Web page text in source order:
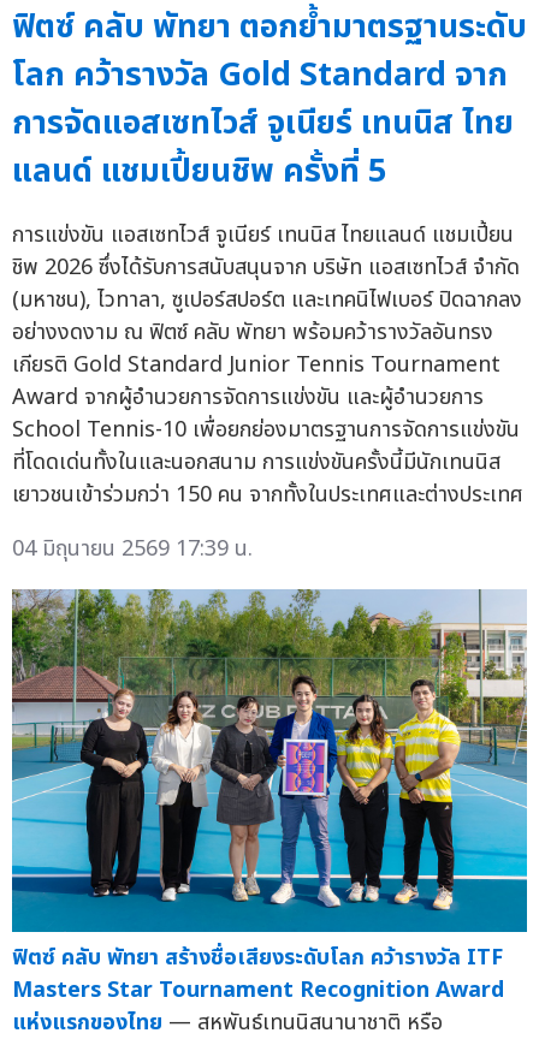
ฟิตซ์ คลับ พัทยา ตอกย้ำมาตรฐานระดับ
โลก คว้ารางวัล Gold Standard จาก
การจัดแอสเซทไวส์ จูเนียร์ เทนนิส ไทย
แลนด์ แชมเปี้ยนชิพ ครั้งที่ 5
การแข่งขัน แอสเซทไวส์ จูเนียร์ เทนนิส ไทยแลนด์ แชมเปี้ยน
ชิพ 2026 ซึ่งได้รับการสนับสนุนจาก บริษัท แอสเซทไวส์ จำกัด
(มหาชน), ไวทาลา, ซูเปอร์สปอร์ต และเทคนิไฟเบอร์ ปิดฉากลง
อย่างงดงาม ณ ฟิตซ์ คลับ พัทยา พร้อมคว้ารางวัลอันทรง
เกียรติ Gold Standard Junior Tennis Tournament
Award จากผู้อำนวยการจัดการแข่งขัน และผู้อำนวยการ
School Tennis-10 เพื่อยกย่องมาตรฐานการจัดการแข่งขัน
ที่โดดเด่นทั้งในและนอกสนาม การแข่งขันครั้งนี้มีนักเทนนิส
เยาวชนเข้าร่วมกว่า 150 คน จากทั้งในประเทศและต่างประเทศ
04 มิถุนายน 2569 17:39 น.
ฟิตซ์ คลับ พัทยา สร้างชื่อเสียงระดับโลก คว้ารางวัล ITF
Masters Star Tournament Recognition Award
แห่งแรกของไทย — สหพันธ์เทนนิสนานาชาติ หรือ